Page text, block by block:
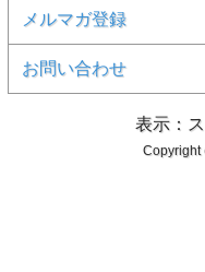
メルマガ登録
お問い合わせ
表示：
Copyright